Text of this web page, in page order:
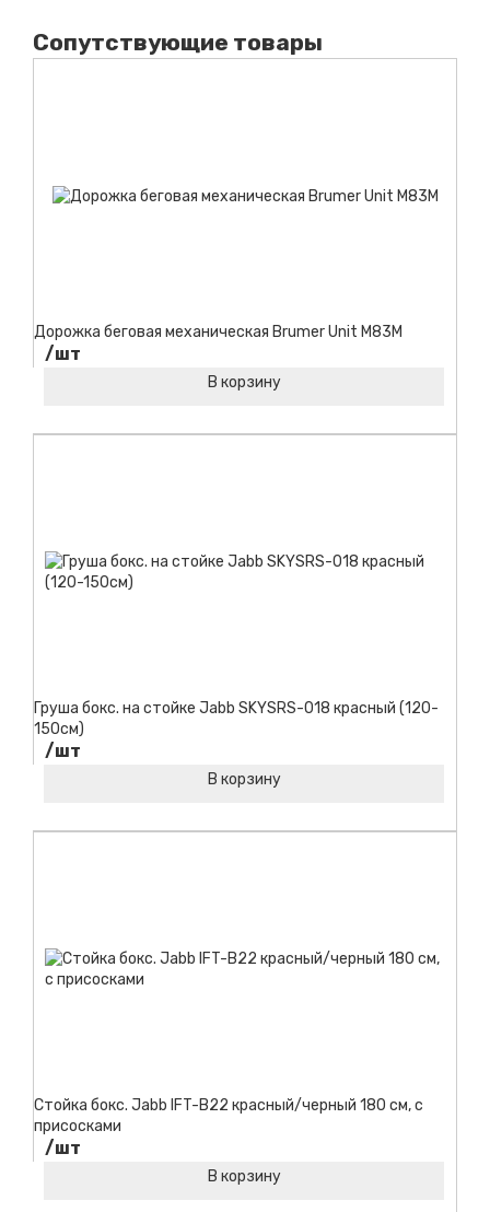
Сопутствующие товары
Дорожка беговая механическая Brumer Unit M83M
/шт
В корзину
Груша бокс. на стойке Jabb SKYSRS-018 красный (120-
150см)
/шт
В корзину
Стойка бокс. Jabb IFT-B22 красный/черный 180 см, с
присосками
/шт
В корзину